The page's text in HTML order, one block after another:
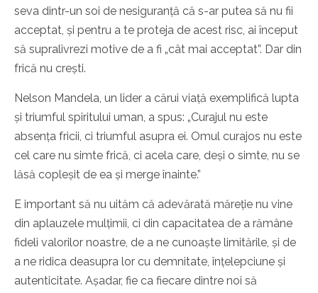
seva dintr-un soi de nesiguranță că s-ar putea să nu fii
acceptat, și pentru a te proteja de acest risc, ai început
să supralivrezi motive de a fi „cât mai acceptat”. Dar din
frică nu crești.
Nelson Mandela, un lider a cărui viață exemplifică lupta
și triumful spiritului uman, a spus: „Curajul nu este
absența fricii, ci triumful asupra ei. Omul curajos nu este
cel care nu simte frică, ci acela care, deși o simte, nu se
lăsă copleșit de ea și merge înainte.”
E important să nu uităm că adevărată măreție nu vine
din aplauzele mulțimii, ci din capacitatea de a rămâne
fideli valorilor noastre, de a ne cunoaște limitările, și de
a ne ridica deasupra lor cu demnitate, înțelepciune și
autenticitate. Așadar, fie ca fiecare dintre noi să